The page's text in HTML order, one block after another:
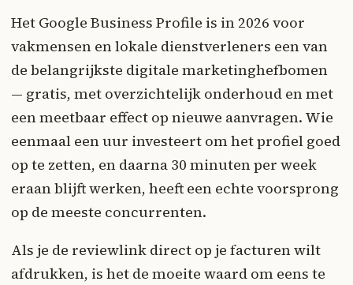
Het Google Business Profile is in 2026 voor
vakmensen en lokale dienstverleners een van
de belangrijkste digitale marketinghefbomen
— gratis, met overzichtelijk onderhoud en met
een meetbaar effect op nieuwe aanvragen. Wie
eenmaal een uur investeert om het profiel goed
op te zetten, en daarna 30 minuten per week
eraan blijft werken, heeft een echte voorsprong
op de meeste concurrenten.
Als je de reviewlink direct op je facturen wilt
afdrukken, is het de moeite waard om eens te